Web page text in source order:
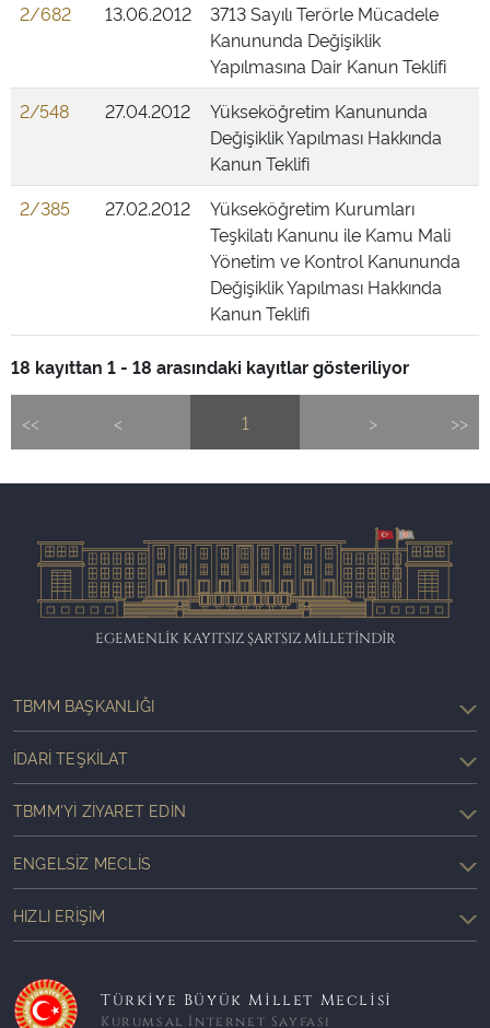
2/682
13.06.2012
3713 Sayılı Terörle Mücadele
Kanununda Değişiklik
Yapılmasına Dair Kanun Teklifi
2/548
27.04.2012
Yükseköğretim Kanununda
Değişiklik Yapılması Hakkında
Kanun Teklifi
2/385
27.02.2012
Yükseköğretim Kurumları
Teşkilatı Kanunu ile Kamu Mali
Yönetim ve Kontrol Kanununda
Değişiklik Yapılması Hakkında
Kanun Teklifi
18 kayıttan 1 - 18 arasındaki kayıtlar gösteriliyor
<< < 1 > >>
EGEMENLİK KAYITSIZ ŞARTSIZ MİLLETİNDİR
TBMM BAŞKANLIĞI
İDARI TEŞKILAT
TBMM'YI ZIYARET EDIN
ENGELSIZ MECLIS
HIZLI ERIŞIM
Türkiye Büyük Millet Meclisi
Kurumsal İnternet Sayfası